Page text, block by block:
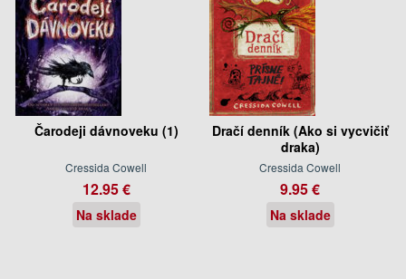
Čarodeji dávnoveku (1)
Cressida Cowell
12.95 €
Na sklade
Dračí denník (Ako si vycvičiť
draka)
Cressida Cowell
9.95 €
Na sklade